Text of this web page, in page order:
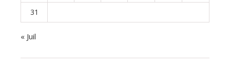
31
« Juil